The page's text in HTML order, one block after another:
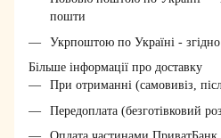
пошти
Укрпоштою по Україні -
Більше інформації про доставку
При отриманні (самовивіз,
Передоплата (безготівковий